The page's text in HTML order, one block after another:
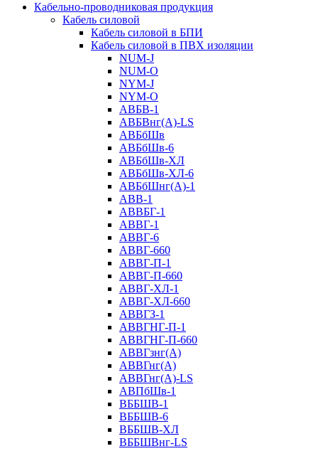
Кабельно-проводниковая продукция
Кабель силовой
Кабель силовой в БПИ
Кабель силовой в ПВХ изоляции
NUM-J
NUM-O
NYM-J
NYM-O
АВБВ-1
АВБВнг(А)-LS
АВБбШв
АВБбШв-6
АВБбШв-ХЛ
АВБбШв-ХЛ-6
АВБбШнг(А)-1
АВВ-1
АВВБГ-1
АВВГ-1
АВВГ-6
АВВГ-660
АВВГ-П-1
АВВГ-П-660
АВВГ-ХЛ-1
АВВГ-ХЛ-660
АВВГЗ-1
АВВГНГ-П-1
АВВГНГ-П-660
АВВГзнг(А)
АВВГнг(А)
АВВГнг(А)-LS
АВПбШв-1
ВББШВ-1
ВББШВ-6
ВББШВ-ХЛ
ВББШВнг-LS